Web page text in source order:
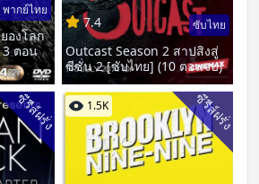
พากย์ไทย
องโลก
ตอน
7.4 ซับไทย
Outcast Season 2 สาปสิงสู่
ซีซั่น 2 [ซับไทย] (10 ตอนจบ)
ซีรีส์ฝรั่ง 1.5K ซีรีส์ฝรั่ง